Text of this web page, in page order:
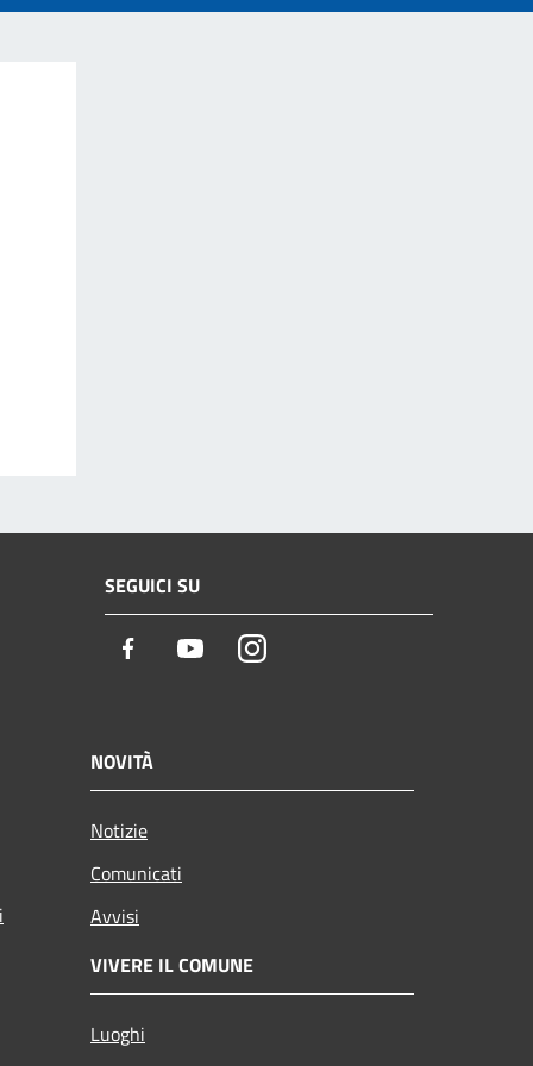
SEGUICI SU
Facebook YoutubeInstagram
NOVITÀ
Notizie
Comunicati
Avvisi
VIVERE IL COMUNE
Luoghi